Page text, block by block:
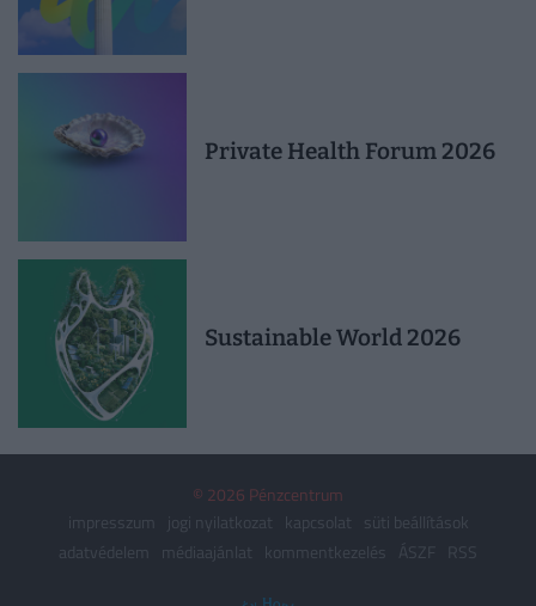
Private Health Forum 2026
Sustainable World 2026
© 2026 Pénzcentrum
impresszum
jogi nyilatkozat kapcsolat
süti beállítások
adatvédelem
médiaajánlat kommentkezelés ÁSZF RSS